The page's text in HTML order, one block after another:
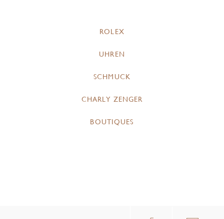
ROLEX
UHREN
SCHMUCK
CHARLY ZENGER
BOUTIQUES